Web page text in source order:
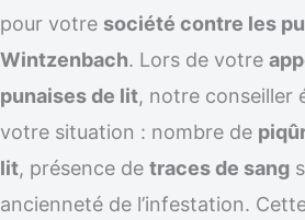
pour votre société contre les
Wintzenbach. Lors de votre
punaises de lit, notre conseiller
votre situation : nombre de
lit, présence de traces de sang
ancienneté de l’infestation.